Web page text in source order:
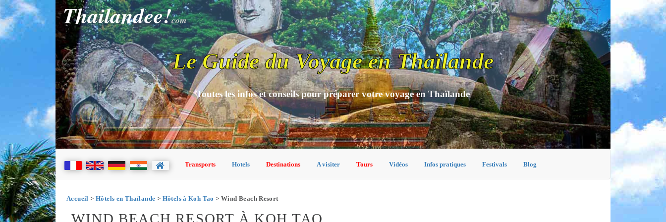
Thailandee!com
Le Guide du Voyage en Thaïlande
Toutes les infos et conseils pour préparer votre voyage en Thaïlande
Transports Hotels Destinations A visiter Tours Vidéos Infos pratiques Festivals Blog
Accueil > Hôtels en Thaïlande > Hôtels à Koh Tao > Wind Beach Resort
WIND BEACH RESORT À KOH TAO